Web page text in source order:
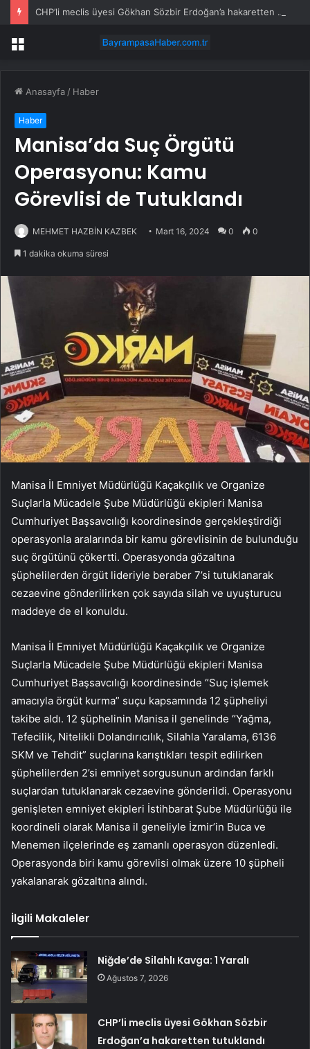
CHP’li meclis üyesi Gökhan Sözbir Erdoğan’a hakaretten tutuklandı
Menü
Anasayfa / Haber
Haber
Manisa’da Suç Örgütü
Operasyonu: Kamu
Görevlisi de Tutuklandı
MEHMET HAZBİN KAZBEK Mart 16, 2024 0 0
1 dakika okuma süresi
Manisa İl Emniyet Müdürlüğü Kaçakçılık ve Organize
Suçlarla Mücadele Şube Müdürlüğü ekipleri Manisa
Cumhuriyet Başsavcılığı koordinesinde gerçekleştirdiği
operasyonla aralarında bir kamu görevlisinin de bulunduğu
suç örgütünü çökertti. Operasyonda gözaltına
şüphelilerden örgüt lideriyle beraber 7’si tutuklanarak
cezaevine gönderilirken çok sayıda silah ve uyuşturucu
maddeye de el konuldu.
Manisa İl Emniyet Müdürlüğü Kaçakçılık ve Organize
Suçlarla Mücadele Şube Müdürlüğü ekipleri Manisa
Cumhuriyet Başsavcılığı koordinesinde “Suç işlemek
amacıyla örgüt kurma” suçu kapsamında 12 şüpheliyi
takibe aldı. 12 şüphelinin Manisa il genelinde “Yağma,
Tefecilik, Nitelikli Dolandırıcılık, Silahla Yaralama, 6136
SKM ve Tehdit” suçlarına karıştıkları tespit edilirken
şüphelilerden 2’si emniyet sorgusunun ardından farklı
suçlardan tutuklanarak cezaevine gönderildi. Operasyonu
genişleten emniyet ekipleri İstihbarat Şube Müdürlüğü ile
koordineli olarak Manisa il geneliyle İzmir’in Buca ve
Menemen ilçelerinde eş zamanlı operasyon düzenledi.
Operasyonda biri kamu görevlisi olmak üzere 10 şüpheli
yakalanarak gözaltına alındı.
İlgili Makaleler
Niğde’de Silahlı Kavga: 1 Yaralı
Ağustos 7, 2026
CHP’li meclis üyesi Gökhan Sözbir
Erdoğan’a hakaretten tutuklandı